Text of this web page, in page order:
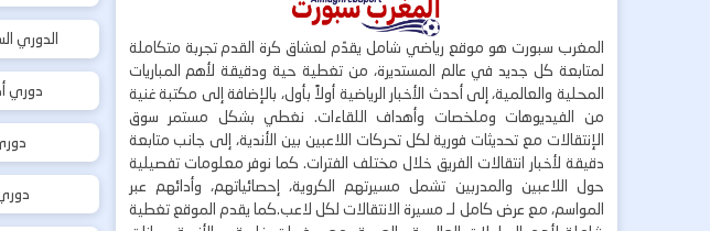
المغرب سبورت هو موقع رياضي شامل يقدّم لعشاق كرة القدم تجربة متكاملة
لمتابعة كل جديد في عالم المستديرة، من تغطية حية ودقيقة لأهم المباريات
المحلية والعالمية، إلى أحدث الأخبار الرياضية أولاً بأول، بالإضافة إلى مكتبة غنية
من الفيديوهات وملخصات وأهداف اللقاءات. نغطي بشكل مستمر سوق
الإنتقالات مع تحديثات فورية لكل تحركات اللاعبين بين الأندية، إلى جانب متابعة
دقيقة لأخبار انتقالات الفريق خلال مختلف الفترات. كما نوفر معلومات تفصيلية
حول اللاعبين والمدربين تشمل مسيرتهم الكروية، إحصائياتهم، وأدائهم عبر
المواسم، مع عرض كامل لـ مسيرة الانتقالات لكل لاعب.كما يقدم الموقع تغطية
الدوري
دوري